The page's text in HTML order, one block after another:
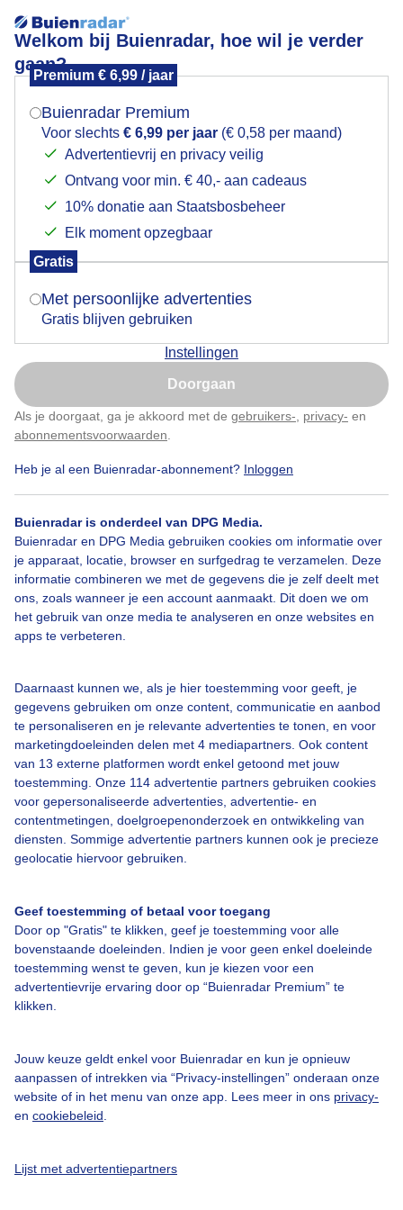
Welkom bij Buienradar, hoe wil je verder
gaan?
Premium € 6,99 / jaar
Buienradar Premium
Voor slechts € 6,99 per jaar (€ 0,58 per maand)
Advertentievrij en privacy veilig
Ontvang voor min. € 40,- aan cadeaus
10% donatie aan Staatsbosbeheer
Elk moment opzegbaar
Gratis
Met persoonlijke advertenties
Gratis blijven gebruiken
Instellingen
Doorgaan
Als je doorgaat, ga je akkoord met de gebruikers- privacy- en
abonnementsvoorwaarden
Heb je al een Buienradar-abonnement? Inloggen
Buienradar is onderdeel van DPG Media.
Buienradar en DPG Media gebruiken cookies om informatie over
je apparaat, locatie, browser en surfgedrag te verzamelen. Deze
informatie combineren we met de gegevens die je zelf deelt met
ons, zoals wanneer je een account aanmaakt. Dit doen we om
het gebruik van onze media te analyseren en onze websites en
apps te verbeteren.
Daarnaast kunnen we, als je hier toestemming voor geeft, je
gegevens gebruiken om onze content, communicatie en aanbod
te personaliseren en je relevante advertenties te tonen, en voor
marketingdoeleinden delen met 4 mediapartners. Ook content
van 13 externe platformen wordt enkel getoond met jouw
toestemming. Onze 114 advertentie partners gebruiken cookies
voor gepersonaliseerde advertenties, advertentie- en
contentmetingen, doelgroepenonderzoek en ontwikkeling van
diensten. Sommige advertentie partners kunnen ook je precieze
geolocatie hiervoor gebruiken.
Geef toestemming of betaal voor toegang
Door op "Gratis" te klikken, geef je toestemming voor alle
bovenstaande doeleinden. Indien je voor geen enkel doeleinde
toestemming wenst te geven, kun je kiezen voor een
advertentievrije ervaring door op “Buienradar Premium” te
klikken.
Jouw keuze geldt enkel voor Buienradar en kun je opnieuw
aanpassen of intrekken via “Privacy-instellingen” onderaan onze
website of in het menu van onze app. Lees meer in ons privacy-
en cookiebeleid
Lijst met advertentiepartners
Kleurrijke zonsopkomst
Door: Simone Genna Wiersma Gemaakt: 14-06-2026, 62x bekeken
Zon Wolken Zonsopkomst
Bekijk slideshow
Over Buienradar
Bedrijfsgegevens
Contact
Toegankelijkheid
Gebruikersvoorwaarden
Adverteren
Privacy beleid
Cookie beleid
Mogen we je locatie gebruiken voor het
Indien je hier nog geen akkoord op hebt gegeven,
verschijnt er zo een pop-up uit je browser waarin
Is goed, toon de popup
Nu niet, misschien later
Klik hierom dit aan te passen